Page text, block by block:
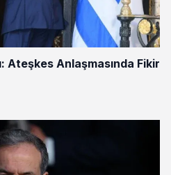
Ateşkes Anlaşmasında Fikir